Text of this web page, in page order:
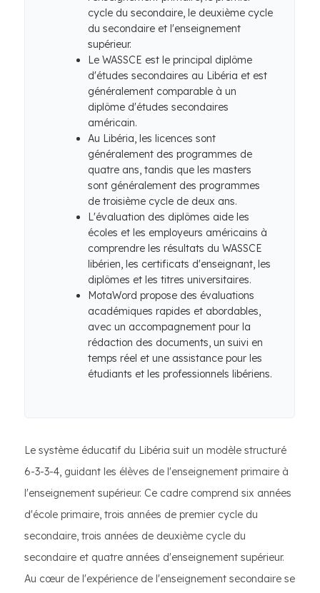
cycle du secondaire, le deuxième cycle
du secondaire et l'enseignement
supérieur.
Le WASSCE est le principal diplôme
d'études secondaires au Libéria et est
généralement comparable à un
diplôme d'études secondaires
américain.
Au Libéria, les licences sont
généralement des programmes de
quatre ans, tandis que les masters
sont généralement des programmes
de troisième cycle de deux ans.
L'évaluation des diplômes aide les
écoles et les employeurs américains à
comprendre les résultats du WASSCE
libérien, les certificats d'enseignant, les
diplômes et les titres universitaires.
MotaWord propose des évaluations
académiques rapides et abordables,
avec un accompagnement pour la
rédaction des documents, un suivi en
temps réel et une assistance pour les
étudiants et les professionnels libériens.
Le système éducatif du Libéria suit un modèle structuré
6-3-3-4, guidant les élèves de l'enseignement primaire à
l'enseignement supérieur. Ce cadre comprend six années
d'école primaire, trois années de premier cycle du
secondaire, trois années de deuxième cycle du
secondaire et quatre années d'enseignement supérieur.
Au cœur de l'expérience de l'enseignement secondaire se